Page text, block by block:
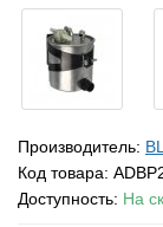
Производитель:
Код товара:
Доступность: На